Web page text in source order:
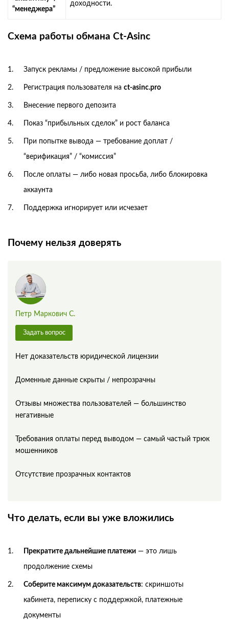
“менеджера”
доходности.
Схема работы обмана Ct‑Asinc
Запуск рекламы / предложение высокой прибыли
Регистрация пользователя на ct‑asinc.pro
Внесение первого депозита
Показ “прибыльных сделок” и рост баланса
При попытке вывода — требование доплат /
“верификация” / “комиссия”
После оплаты — либо новая просьба, либо блокировка
аккаунта
Поддержка игнорирует или исчезает
Почему нельзя доверять
Петр Маркович С.
Задать вопрос
Нет доказательств юридической лицензии
Доменные данные скрыты / непрозрачны
Отзывы множества пользователей — большинство
негативные
Требования оплаты перед выводом — самый частый трюк
мошенников
Отсутствие прозрачных контактов
Что делать, если вы уже вложились
Прекратите дальнейшие платежи — это лишь
продолжение схемы
Соберите максимум доказательств: скриншоты
кабинета, переписку с поддержкой, платежные
документы